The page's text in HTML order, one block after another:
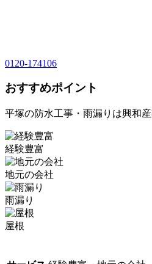
0120-174106
おすすめポイント
平塚の防水工事・雨漏りは興和
経験豊富
地元の会社
雨漏り
屋根